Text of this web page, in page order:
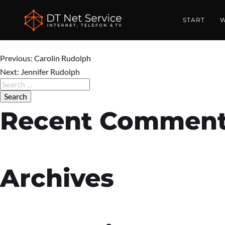
START
Susanne
Post
navigation
Previous: Carolin Rudolph
Next: Jennifer Rudolph
Search
for:
Recent
Archives